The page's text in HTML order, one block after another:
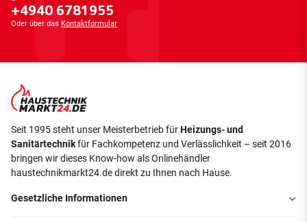
+4940 6781955
Oder über das Kontaktformular
Seit 1995 steht unser Meisterbetrieb fürHeizungs- und
Sanitärtechnikfür Fachkompetenz und Verlässlichkeit – seit 2016
bringen wir dieses Know-how als Onlinehändler
haustechnikmarkt24.de direkt zu Ihnen nach Hause.
Gesetzliche Informationen